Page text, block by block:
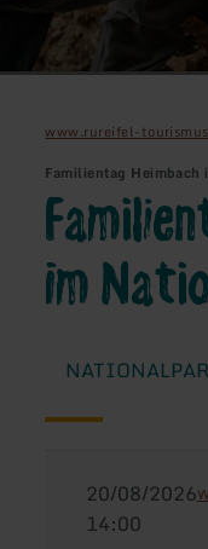
www.rureifel-
Familientag
im
20/08/2026
14:00